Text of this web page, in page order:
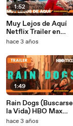
1:52
Muy Lejos de Aquí
Netflix Trailer en
Español Película
hace 3 años
1:49
Rain Dogs (Buscarse
la Vida) HBO Max
Trailer en Español
hace 3 años